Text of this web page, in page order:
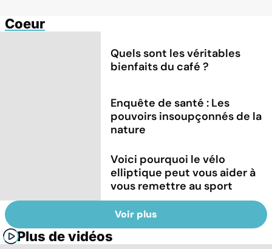
Coeur
Quels sont les véritables
bienfaits du café ?
Enquête de santé : Les
pouvoirs insoupçonnés de la
nature
Voici pourquoi le vélo
elliptique peut vous aider à
vous remettre au sport
Voir plus
Plus de vidéos